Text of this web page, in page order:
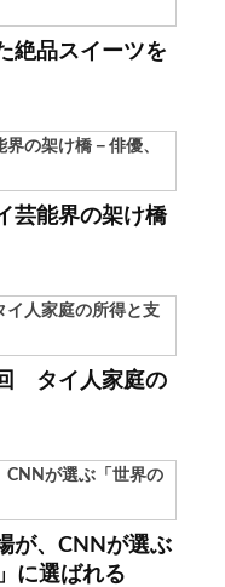
絶品スイーツを
芸能界の架け橋
タイ人家庭の
が、CNNが選ぶ
に選ばれる